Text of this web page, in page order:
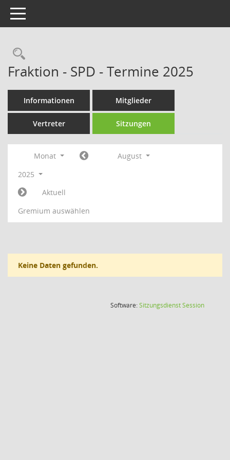
Toggle navigation
Rechercheauswahl
Fraktion - SPD - Termine 2025
Informationen Mitglieder
Vertreter Sitzungen
Monat
August
2025
Aktuell
Gremium auswählen
Keine Daten gefunden.
Software:SitzungsdienstSession(Wird in